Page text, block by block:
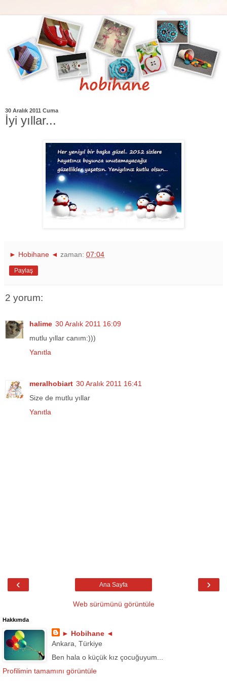
30 Aralık 2011 Cuma
İyi yıllar...
► Hobihane ◄ zaman: 07:04
Paylaş
2 yorum:
halime 30 Aralık 2011 16:09
mutlu yıllar canım:)))
Yanıtla
meralhobiart 30 Aralık 2011 16:41
Size de mutlu yıllar
Yanıtla
‹ ›
Ana Sayfa
Web sürümünü görüntüle
Hakkımda
► Hobihane ◄
Ankara, Türkiye
Ben hala o küçük kız çocuğuyum...
Profilimin tamamını görüntüle